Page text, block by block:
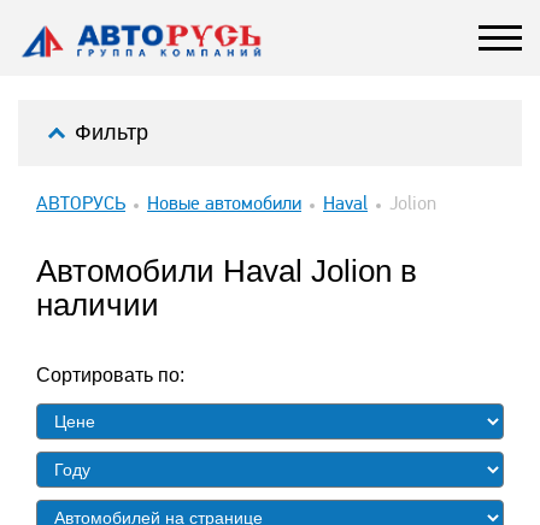
Фильтр
АВТОРУСЬ Новые автомобили Haval Jolion
Автомобили Haval Jolion в
наличии
Сортировать по: